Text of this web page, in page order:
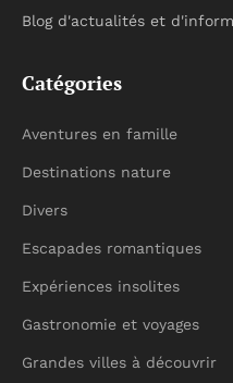
Blog d'actualités et
Catégories
Aventures en famille
Destinations nature
Divers
Escapades romantiques
Expériences insolites
Gastronomie et voyages
Grandes villes à découvrir